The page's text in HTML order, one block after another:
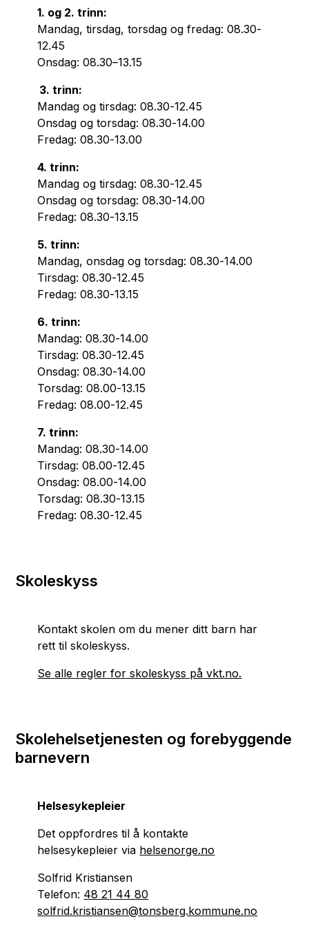
1. og 2. trinn:
Mandag, tirsdag, torsdag og fredag: 08.30-
12.45
Onsdag: 08.30–13.15
3. trinn:
Mandag og tirsdag: 08.30-12.45
Onsdag og torsdag: 08.30-14.00
Fredag: 08.30-13.00
4. trinn:
Mandag og tirsdag: 08.30-12.45
Onsdag og torsdag: 08.30-14.00
Fredag: 08.30-13.15
5. trinn:
Mandag, onsdag og torsdag: 08.30-14.00
Tirsdag: 08.30-12.45
Fredag: 08.30-13.15
6. trinn:
Mandag: 08.30-14.00
Tirsdag: 08.30-12.45
Onsdag: 08.30-14.00
Torsdag: 08.00-13.15
Fredag: 08.00-12.45
7. trinn:
Mandag: 08.30-14.00
Tirsdag: 08.00-12.45
Onsdag: 08.00-14.00
Torsdag: 08.30-13.15
Fredag: 08.30-12.45
Skoleskyss
Kontakt skolen om du mener ditt barn har
rett til skoleskyss.
Se alle regler for skoleskyss på vkt.no.
Skolehelsetjenesten og forebyggende
barnevern
Helsesykepleier
Det oppfordres til å kontakte
helsesykepleier via helsenorge.no
Solfrid Kristiansen
Telefon: 48 21 44 80
solfrid.kristiansen@tonsberg.kommune.no